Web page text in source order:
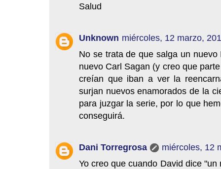
Salud
Unknown miércoles, 12 marzo,
No se trata de que salga un
nuevo Carl Sagan (y creo que
creían que iban a ver la
surjan nuevos enamorados de la
para juzgar la serie, por lo que
conseguirá.
Dani Torregrosa
miércoles, 12
Yo creo que cuando David dice